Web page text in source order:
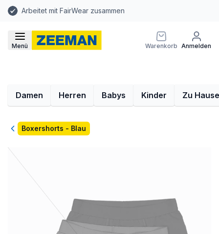
Arbeitet mit FairWear zusammen
Menü Warenkorb Anmelden
Damen Herren Babys Kinder Zu Hause
ZurückBoxershorts - Blau